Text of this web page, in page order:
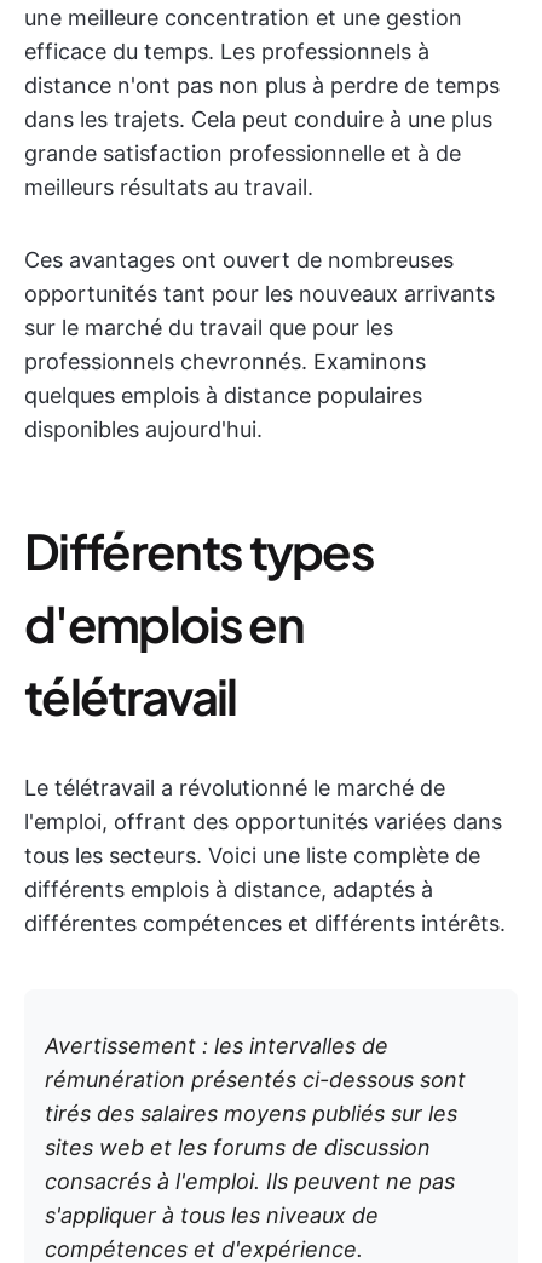
une meilleure concentration et une gestion
efficace du temps. Les professionnels à
distance n'ont pas non plus à perdre de temps
dans les trajets. Cela peut conduire à une plus
grande satisfaction professionnelle et à de
meilleurs résultats au travail.
Ces avantages ont ouvert de nombreuses
opportunités tant pour les nouveaux arrivants
sur le marché du travail que pour les
professionnels chevronnés. Examinons
quelques emplois à distance populaires
disponibles aujourd'hui.
Différents types
d'emplois en
télétravail
Le télétravail a révolutionné le marché de
l'emploi, offrant des opportunités variées dans
tous les secteurs. Voici une liste complète de
différents emplois à distance, adaptés à
différentes compétences et différents intérêts.
Avertissement : les intervalles de
rémunération présentés ci-dessous sont
tirés des salaires moyens publiés sur les
sites web et les forums de discussion
consacrés à l'emploi. Ils peuvent ne pas
s'appliquer à tous les niveaux de
compétences et d'expérience.